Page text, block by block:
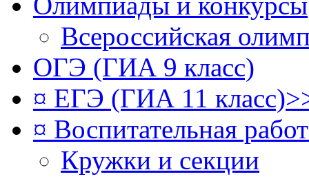
Всероссийская
ОГЭ (ГИА 9 класс)
¤ ЕГЭ (ГИА 11
¤ Воспитательная
Кружки и секции